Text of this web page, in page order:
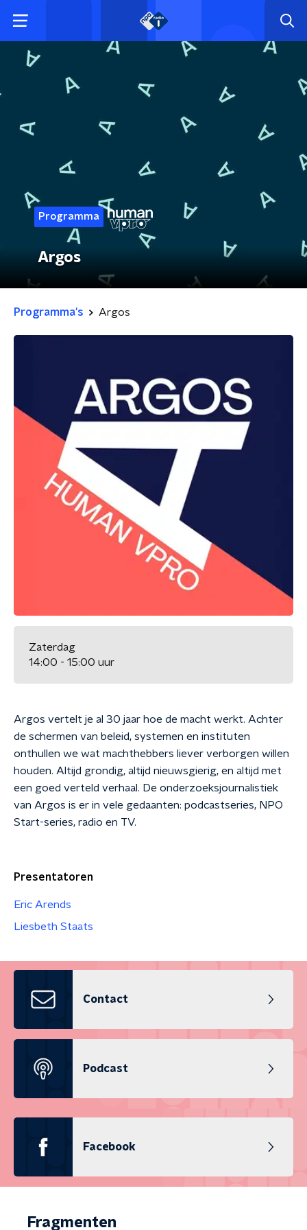
Programma
Argos
Programma's Argos
Zaterdag
14:00 - 15:00 uur
Argos vertelt je al 30 jaar hoe de macht werkt. Achter
de schermen van beleid, systemen en instituten
onthullen we wat machthebbers liever verborgen willen
houden. Altijd grondig, altijd nieuwsgierig, en altijd met
een goed verteld verhaal. De onderzoeksjournalistiek
van Argos is er in vele gedaanten: podcastseries, NPO
Start-series, radio en TV.
Presentatoren
Eric Arends
Liesbeth Staats
Contact
Podcast
Facebook
Fragmenten